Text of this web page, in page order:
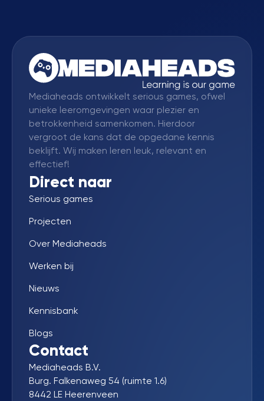
Mediaheads ontwikkelt serious games, ofwel
unieke leeromgevingen waar plezier en
betrokkenheid samenkomen. Hierdoor
vergroot de kans dat de opgedane kennis
beklijft. Wij maken leren leuk, relevant en
effectief!
Direct naar
Serious games
Projecten
Over Mediaheads
Werken bij
Nieuws
Kennisbank
Blogs
Contact
Mediaheads B.V.
Burg. Falkenaweg 54 (ruimte 1.6)
8442 LE Heerenveen